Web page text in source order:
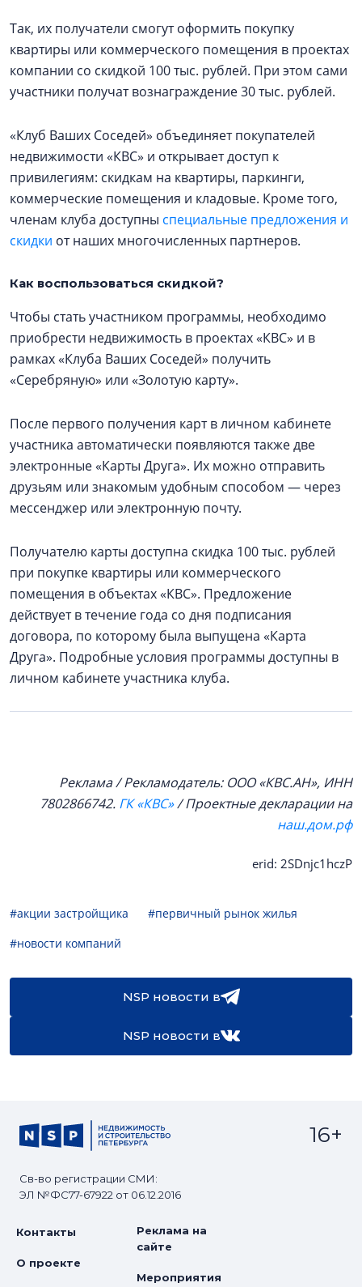
Так, их получатели смогут оформить покупку
квартиры или коммерческого помещения в проектах
компании со скидкой 100 тыс. рублей. При этом сами
участники получат вознаграждение 30 тыс. рублей.
«Клуб Ваших Соседей» объединяет покупателей
недвижимости «КВС» и открывает доступ к
привилегиям: скидкам на квартиры, паркинги,
коммерческие помещения и кладовые. Кроме того,
членам клуба доступны специальные предложения и
скидки от наших многочисленных партнеров.
Как воспользоваться скидкой?
Чтобы стать участником программы, необходимо
приобрести недвижимость в проектах «КВС» и в
рамках «Клуба Ваших Соседей» получить
«Серебряную» или «Золотую карту».
После первого получения карт в личном кабинете
участника автоматически появляются также две
электронные «Карты Друга». Их можно отправить
друзьям или знакомым удобным способом — через
мессенджер или электронную почту.
Получателю карты доступна скидка 100 тыс. рублей
при покупке квартиры или коммерческого
помещения в объектах «КВС». Предложение
действует в течение года со дня подписания
договора, по которому была выпущена «Карта
Друга». Подробные условия программы доступны в
личном кабинете участника клуба.
Реклама / Рекламодатель: ООО «КВС.АН», ИНН
7802866742. ГК «КВС»/ Проектные декларации на
наш.дом.рф
erid: 2SDnjc1hczP
#акции застройщика
#первичный рынок жилья
#новости компаний
NSP новости в
NSP новости в
Св-во регистрации СМИ:
ЭЛ №ФС77-67922 от 06.12.2016
16+
Контакты
О проекте
Реклама на
сайте
Мероприятия